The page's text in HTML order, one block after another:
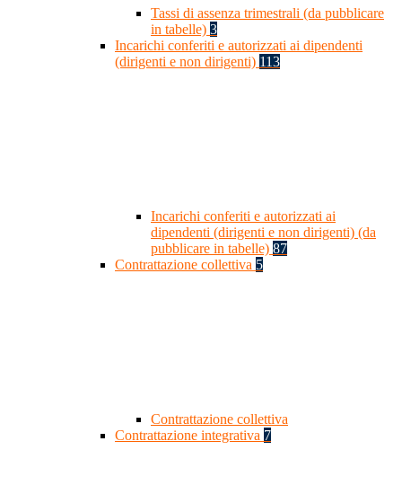
Tassi di assenza trimestrali (da pubblicare
in tabelle) 3
Incarichi conferiti e autorizzati ai dipendenti
(dirigenti e non dirigenti) 113
Incarichi conferiti e autorizzati ai
dipendenti (dirigenti e non dirigenti) (da
pubblicare in tabelle) 87
Contrattazione collettiva 5
Contrattazione collettiva
Contrattazione integrativa 7